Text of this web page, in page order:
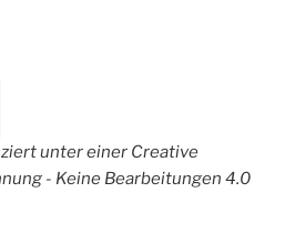
unter einer Creative
- Keine Bearbeitungen 4.0